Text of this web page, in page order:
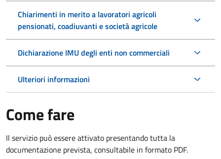
Chiarimenti in merito a lavoratori agricoli
pensionati, coadiuvanti e società agricole
Dichiarazione IMU degli enti non commerciali
Ulteriori informazioni
Come fare
Il servizio può essere attivato presentando tutta la
documentazione prevista, consultabile in formato PDF.